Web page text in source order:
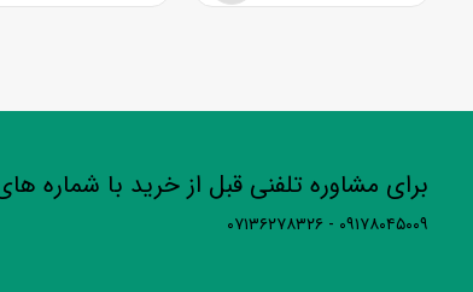
برای مشاوره تلفنی قبل از خرید با شماره
۰۹۱۷۸۰۴۵۰۰۹ - ۰۷۱۳۶۲۷۸۳۲۶